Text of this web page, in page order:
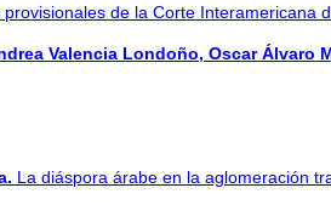
provisionales de la Corte Interamericana
Valencia Londoño, Oscar Álvaro
La diáspora árabe en la aglomeración